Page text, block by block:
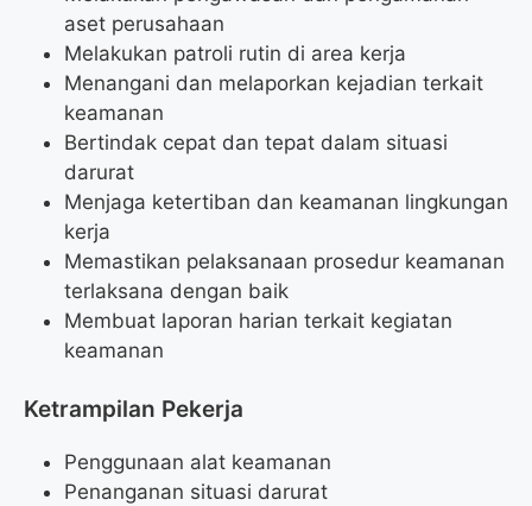
aset perusahaan
Melakukan patroli rutin di area kerja
Menangani dan melaporkan kejadian terkait
keamanan
Bertindak cepat dan tepat dalam situasi
darurat
Menjaga ketertiban dan keamanan lingkungan
kerja
Memastikan pelaksanaan prosedur keamanan
terlaksana dengan baik
Membuat laporan harian terkait kegiatan
keamanan
Ketrampilan Pekerja
Penggunaan alat keamanan
Penanganan situasi darurat